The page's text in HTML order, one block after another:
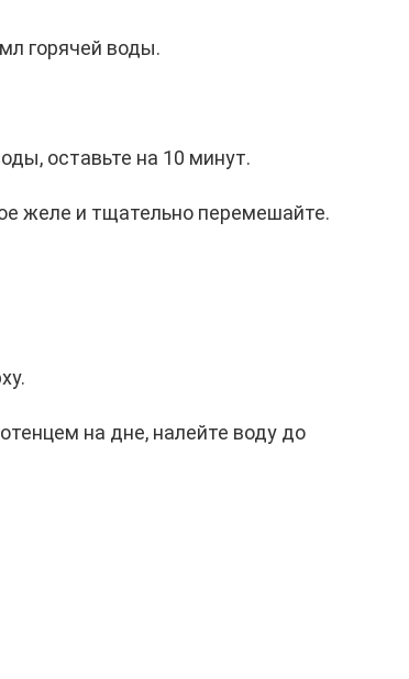
горячей воды.
оставьте на 10 минут.
желе и тщательно перемешайте.
на дне, налейте воду до